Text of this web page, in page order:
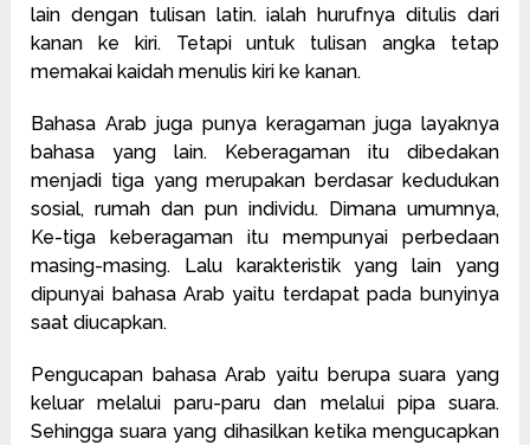
lain dengan tulisan latin. ialah hurufnya ditulis dari
kanan ke kiri. Tetapi untuk tulisan angka tetap
memakai kaidah menulis kiri ke kanan.
Bahasa Arab juga punya keragaman juga layaknya
bahasa yang lain. Keberagaman itu dibedakan
menjadi tiga yang merupakan berdasar kedudukan
sosial, rumah dan pun individu. Dimana umumnya,
Ke-tiga keberagaman itu mempunyai perbedaan
masing-masing. Lalu karakteristik yang lain yang
dipunyai bahasa Arab yaitu terdapat pada bunyinya
saat diucapkan.
Pengucapan bahasa Arab yaitu berupa suara yang
keluar melalui paru-paru dan melalui pipa suara.
Sehingga suara yang dihasilkan ketika mengucapkan